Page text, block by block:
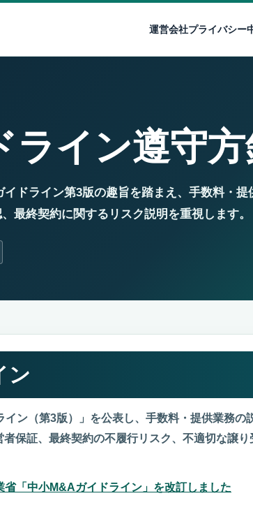
運営会社プライバシー
ライン遵守
ドライン第3版の趣旨を踏まえ、手数料・提
最終契約に関するリスク説明を重視します。
ン
ン（第3版）」を公表し、手数料・提供業務の
保証、最終契約の不履行リスク、不適切な譲り
省「中小M&Aガイドライン」を改訂しました